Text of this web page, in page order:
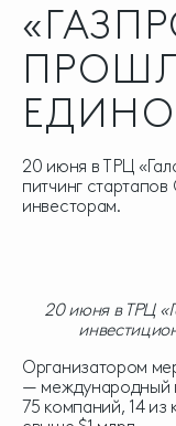
20 июня в ТРЦ
питчинг
инвесторам.
20 июня в ТРЦ
Организатором
— международный
75 компаний, 14 из